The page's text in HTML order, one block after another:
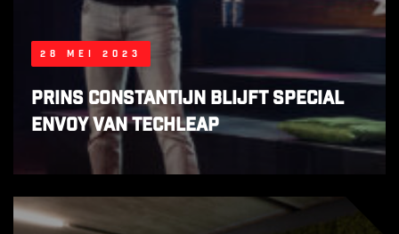
28 mei 2023
Prins Constantijn blijft special
envoy van Techleap